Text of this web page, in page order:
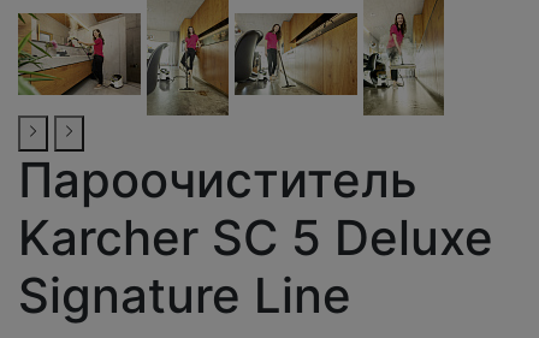
Пароочиститель
Karcher SC 5 Deluxe
Signature Line